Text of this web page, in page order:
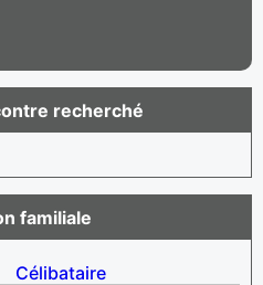
recherché
familiale
Célibataire